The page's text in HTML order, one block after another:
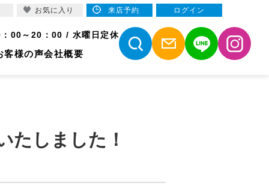
00～20：00 / 水曜日定休
客様の声会社概要
たしました！
お気に入り 来店予約 ログイン